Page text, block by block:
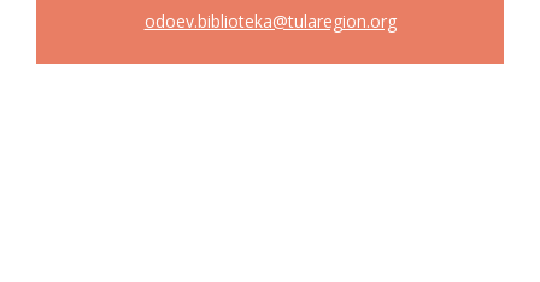
odoev.biblioteka@tularegion.org